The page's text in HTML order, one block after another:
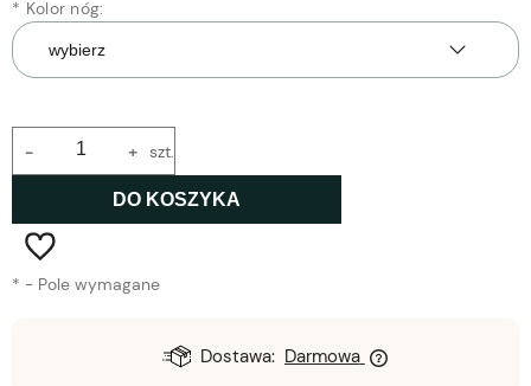
* Kolor nóg:
+
- szt.
DO KOSZYKA
* - Pole wymagane
Dostawa: Darmowa